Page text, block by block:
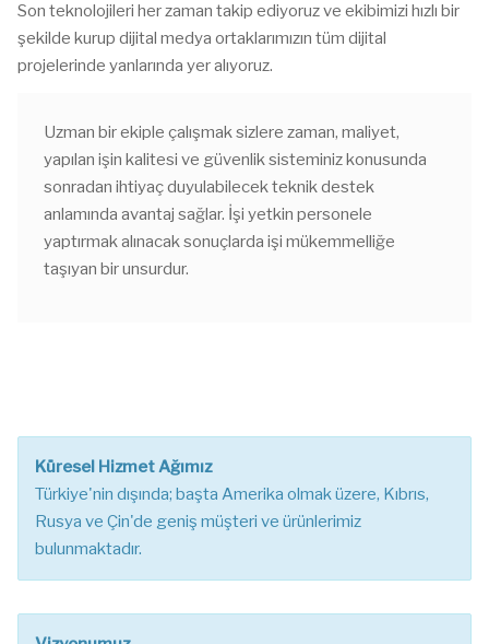
Son teknolojileri her zaman takip ediyoruz ve ekibimizi hızlı bir
şekilde kurup dijital medya ortaklarımızın tüm dijital
projelerinde yanlarında yer alıyoruz.
Uzman bir ekiple çalışmak sizlere zaman, maliyet,
yapılan işin kalitesi ve güvenlik sisteminiz konusunda
sonradan ihtiyaç duyulabilecek teknik destek
anlamında avantaj sağlar. İşi yetkin personele
yaptırmak alınacak sonuçlarda işi mükemmelliğe
taşıyan bir unsurdur.
Küresel Hizmet Ağımız
Türkiye'nin dışında; başta Amerika olmak üzere, Kıbrıs,
Rusya ve Çin'de geniş müşteri ve ürünlerimiz
bulunmaktadır.